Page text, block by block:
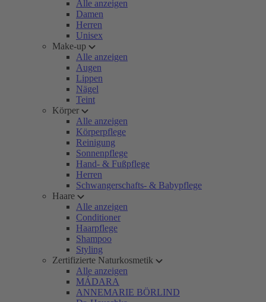
Alle anzeigen
Damen
Herren
Unisex
Make-up
Alle anzeigen
Augen
Lippen
Nägel
Teint
Körper
Alle anzeigen
Körperpflege
Reinigung
Sonnenpflege
Hand- & Fußpflege
Herren
Schwangerschafts- & Babypflege
Haare
Alle anzeigen
Conditioner
Haarpflege
Shampoo
Styling
Zertifizierte Naturkosmetik
Alle anzeigen
MÁDARA
ANNEMARIE BÖRLIND